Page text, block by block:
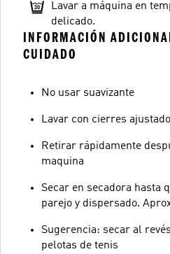
Lavar a máquina en
delicado.
INFORMACIÓN
CUIDADO
No usar suavizante
Lavar con cierres
Retirar rápidamente
maquina
Secar en secadora hasta
parejo y dispersado.
Sugerencia: secar al
pelotas de tenis